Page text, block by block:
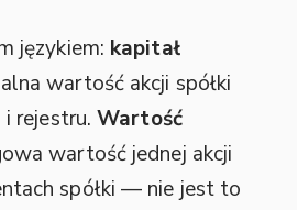
językiem: kapitał
wartość akcji spółki
rejestru.Wartość
wartość jednej akcji
spółki — nie jest to